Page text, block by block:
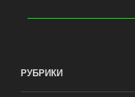
РУБРИКИ